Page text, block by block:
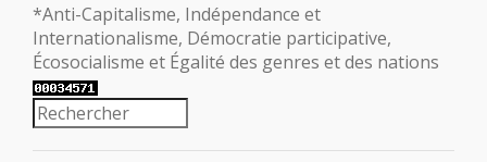
*Anti-Capitalisme, Indépendance et
Internationalisme, Démocratie participative,
Écosocialisme et Égalité des genres et des nations